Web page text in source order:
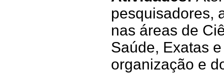
pesquisadores,
nas áreas de
Saúde, Exatas
organização e